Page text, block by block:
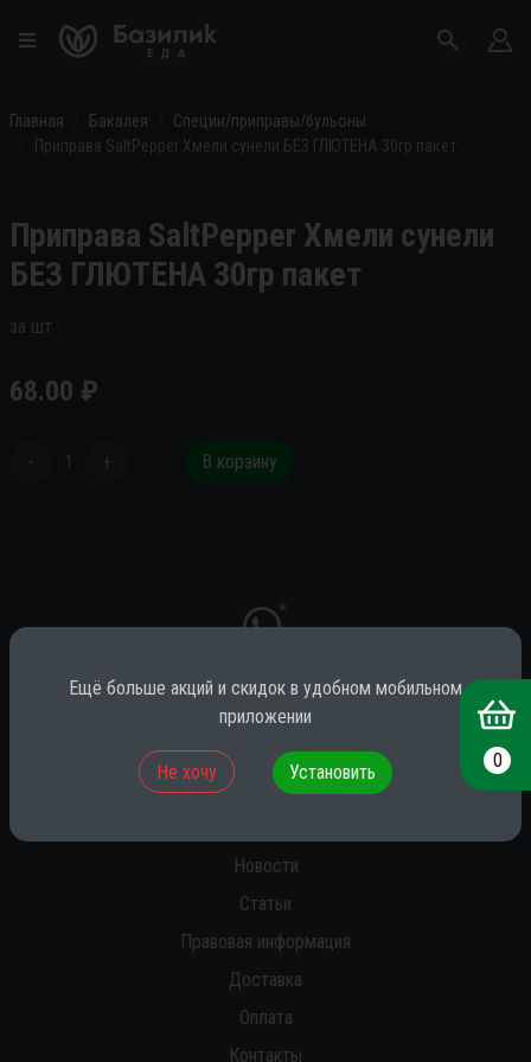
Главная Бакалея
Специи/приправы/бульоны
Приправа SaltPepper Хмели сунели БЕЗ ГЛЮТЕНА 30гр пакет
Приправа SaltPepper Хмели сунели
БЕЗ ГЛЮТЕНА 30гр пакет
за шт
68.00 ₽
- 1 + В корзину
*
* принадлежит компании Meta (признана экстремистской на территории
Новости
Статьи
Правовая информация
Доставка
Оплата
Контакты
0
Ещё больше акций и скидок в удобном мобильном
приложении
Не хочу Установить